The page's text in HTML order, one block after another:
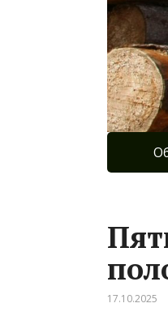
17.10.2025